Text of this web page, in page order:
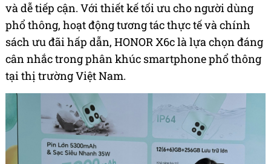
và dễ tiếp cận. Với thiết kế tối ưu cho người dùng
phổ thông, hoạt động tương tác thực tế và chính
sách ưu đãi hấp dẫn, HONOR X6c là lựa chọn đáng
cân nhắc trong phân khúc smartphone phổ thông
tại thị trường Việt Nam.